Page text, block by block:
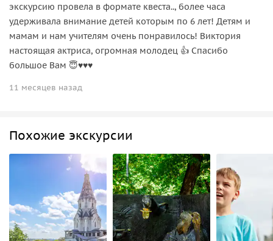
экскурсию провела в формате квеста.., более часа
удерживала внимание детей которым по 6 лет! Детям и
мамам и нам учителям очень понравилось! Виктория
настоящая актриса, огромная молодец 👍 Спасибо
большое Вам 😇♥️♥️♥️
11 месяцев назад
Похожие экскурсии